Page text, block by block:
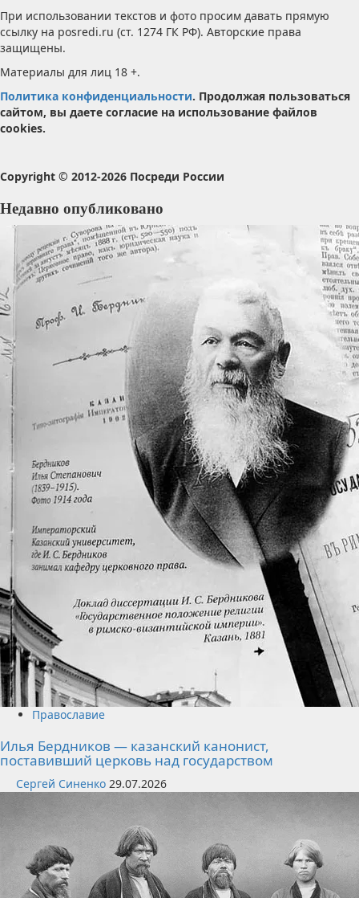
При использовании текстов и фото просим давать прямую
ссылку на posredi.ru (ст. 1274 ГК РФ). Авторские права
защищены.
Материалы для лиц 18 +.
Политика конфиденциальности. Продолжая пользоваться
сайтом, вы даете согласие на использование файлов
cookies.
Copyright © 2012-2026 Посреди России
Недавно опубликовано
Православие
Илья Бердников — казанский канонист,
поставивший церковь над государством
Сергей Синенко 29.07.2026